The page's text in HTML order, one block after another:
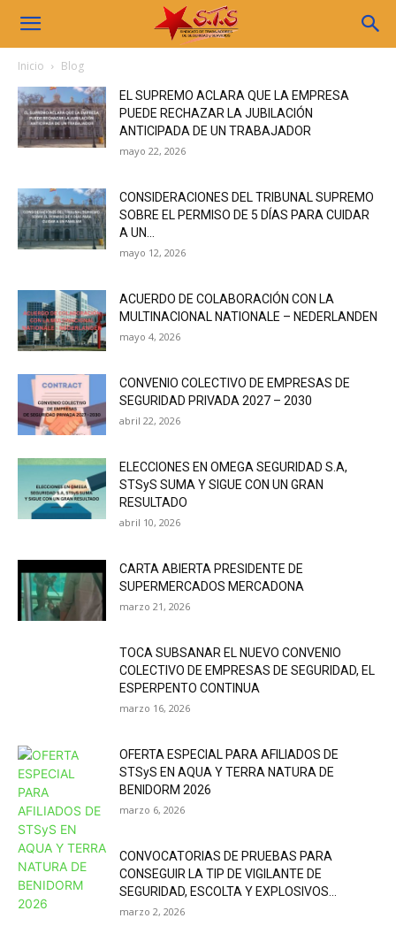
Sindicato
STS
Inicio Blog
EL SUPREMO ACLARA QUE LA EMPRESA
PUEDE RECHAZAR LA JUBILACIÓN
ANTICIPADA DE UN TRABAJADOR
mayo 22, 2026
CONSIDERACIONES DEL TRIBUNAL SUPREMO
SOBRE EL PERMISO DE 5 DÍAS PARA CUIDAR
A UN...
mayo 12, 2026
ACUERDO DE COLABORACIÓN CON LA
MULTINACIONAL NATIONALE – NEDERLANDEN
mayo 4, 2026
CONVENIO COLECTIVO DE EMPRESAS DE
SEGURIDAD PRIVADA 2027 – 2030
abril 22, 2026
ELECCIONES EN OMEGA SEGURIDAD S.A,
STSyS SUMA Y SIGUE CON UN GRAN
RESULTADO
abril 10, 2026
CARTA ABIERTA PRESIDENTE DE
SUPERMERCADOS MERCADONA
marzo 21, 2026
TOCA SUBSANAR EL NUEVO CONVENIO
COLECTIVO DE EMPRESAS DE SEGURIDAD, EL
ESPERPENTO CONTINUA
marzo 16, 2026
OFERTA ESPECIAL PARA AFILIADOS DE
STSyS EN AQUA Y TERRA NATURA DE
BENIDORM 2026
marzo 6, 2026
CONVOCATORIAS DE PRUEBAS PARA
CONSEGUIR LA TIP DE VIGILANTE DE
SEGURIDAD, ESCOLTA Y EXPLOSIVOS...
marzo 2, 2026